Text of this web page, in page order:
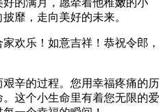
靡，走向美好的未来。
欢乐！如意吉祥！恭祝令郎，
辛的过程。您用幸福疼痛的历
这个小生命里有着您无限的爱